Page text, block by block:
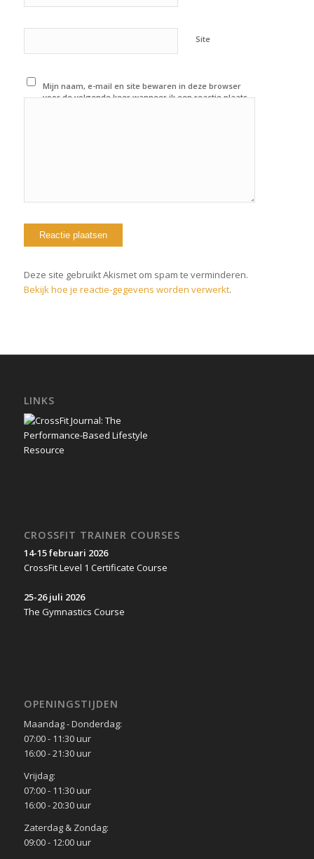
Site
Mijn naam, e-mail en site bewaren in deze browser
voor de volgende keer wanneer ik een reactie plaats.
Deze site gebruikt Akismet om spam te verminderen.
Bekijk hoe je reactie-gegevens worden verwerkt.
LINKS
CROSSFIT TRAINER COURSES
14-15 februari 2026
CrossFit Level 1 Certificate Course
25-26 juli 2026
The Gymnastics Course
OPENINGSTIJDEN
Maandag - Donderdag:
07:00 - 11:30 uur
16:00 - 21:30 uur
Vrijdag:
07:00 - 11:30 uur
16:00 - 20:30 uur
Zaterdag & Zondag:
09:00 - 12:00 uur